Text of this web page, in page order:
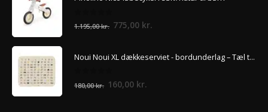
ud af 5
1.195,00kr. Den
var:
775,00 kr.
er:
Noui Noui XL dækkeserviet - bordunderlag – Tæl til 100
ud af 5
180,00kr. Den
160,00 kr.